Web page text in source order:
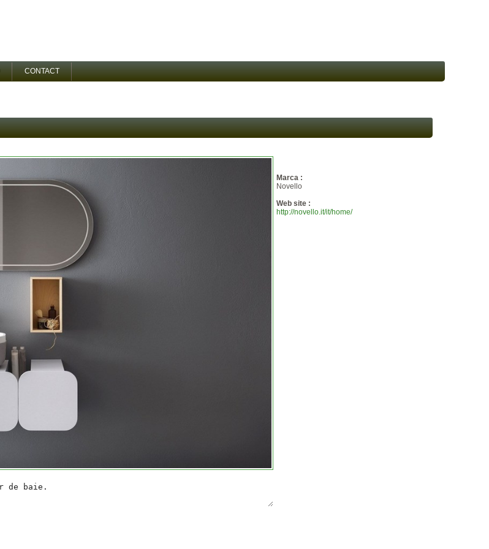
CONTACT
Marca :
Novello
Web site :
http://novello.it/it/home/